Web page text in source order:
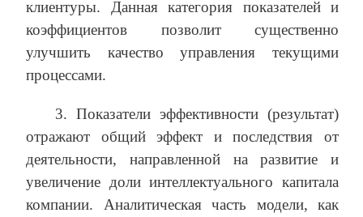
клиентуры. Данная категория показателей и
коэффициентов позволит существенно
улучшить качество управления текущими
процессами.
3. Показатели эффективности (результат)
отражают общий эффект и последствия от
деятельности, направленной на развитие и
увеличение доли интеллектуального капитала
компании. Аналитическая часть модели, как